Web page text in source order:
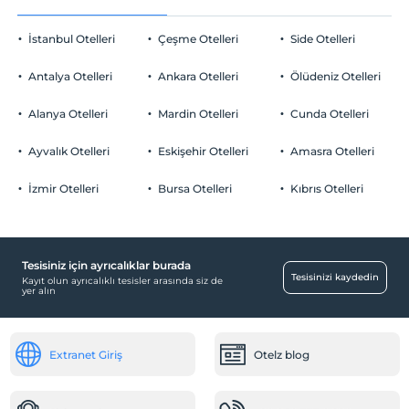
Plaj Havlusu
Otopark (Tesis bünyesinde)
Faks/fotokopi
Sağlık
Aile odaları
Sigara
Çocuklar
Her bir oda için 6 yaşına kadar 1 çocuk ücretsizdir
Bir sabah odaya kahvaltı servisi
İstanbul Otelleri
Antalya Otelleri
Alanya Otelleri
Ayvalık Otelleri
İzmir Otelleri
Çeşme Otelleri
Ankara Otelleri
Mardin Otelleri
Eskişehir Otelleri
Bursa Otelleri
Side Otelleri
Ölüdeniz Otelleri
Cunda Otelleri
Amasra Otelleri
Kıbrıs Otelleri
Tesisiniz için ayrıcalıklar burada
Kayıt olun ayrıcalıklı tesisler arasında siz de
yer alın
Tesisinizi kaydedin
Extranet Giriş Otelz blog